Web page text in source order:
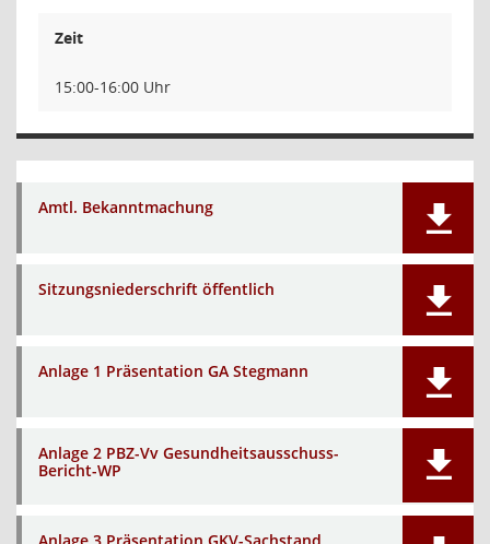
Zeit
15:00-16:00 Uhr
Amtl. Bekanntmachung
Sitzungsniederschrift öffentlich
Anlage 1 Präsentation GA Stegmann
Anlage 2 PBZ-Vv Gesundheitsausschuss-
Bericht-WP